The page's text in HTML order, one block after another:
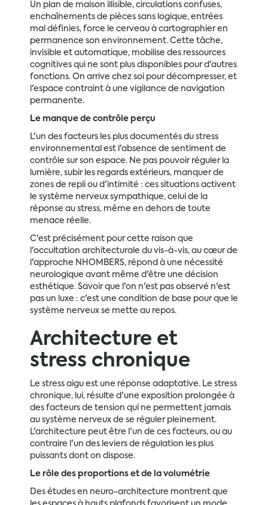
Un plan de maison illisible, circulations confuses,
enchaînements de pièces sans logique, entrées
mal définies, force le cerveau à cartographier en
permanence son environnement. Cette tâche,
invisible et automatique, mobilise des ressources
cognitives qui ne sont plus disponibles pour d'autres
fonctions. On arrive chez soi pour décompresser, et
l'espace contraint à une vigilance de navigation
permanente.
Le manque de contrôle perçu
L'un des facteurs les plus documentés du stress
environnemental est l'absence de sentiment de
contrôle sur son espace. Ne pas pouvoir réguler la
lumière, subir les regards extérieurs, manquer de
zones de repli ou d'intimité : ces situations activent
le système nerveux sympathique, celui de la
réponse au stress, même en dehors de toute
menace réelle.
C'est précisément pour cette raison que
l'occultation architecturale du vis-à-vis, au cœur de
l'approche NHOMBERS, répond à une nécessité
neurologique avant même d'être une décision
esthétique. Savoir que l'on n'est pas observé n'est
pas un luxe : c'est une condition de base pour que le
système nerveux se mette au repos.
Architecture et
stress chronique
Le stress aigu est une réponse adaptative. Le stress
chronique, lui, résulte d'une exposition prolongée à
des facteurs de tension qui ne permettent jamais
au système nerveux de se réguler pleinement.
L'architecture peut être l'un de ces facteurs, ou au
contraire l'un des leviers de régulation les plus
puissants dont on dispose.
Le rôle des proportions et de la volumétrie
Des études en neuro-architecture montrent que